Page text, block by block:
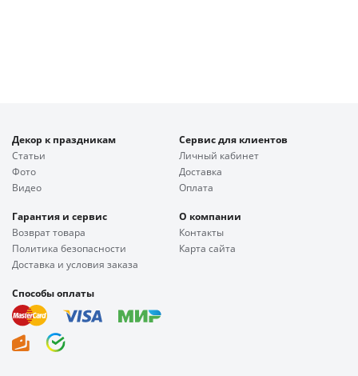
Декор к праздникам
Статьи
Фото
Видео
Сервис для клиентов
Личный кабинет
Доставка
Оплата
Гарантия и сервис
Возврат товара
Политика безопасности
Доставка и условия заказа
О компании
Контакты
Карта сайта
Способы оплаты